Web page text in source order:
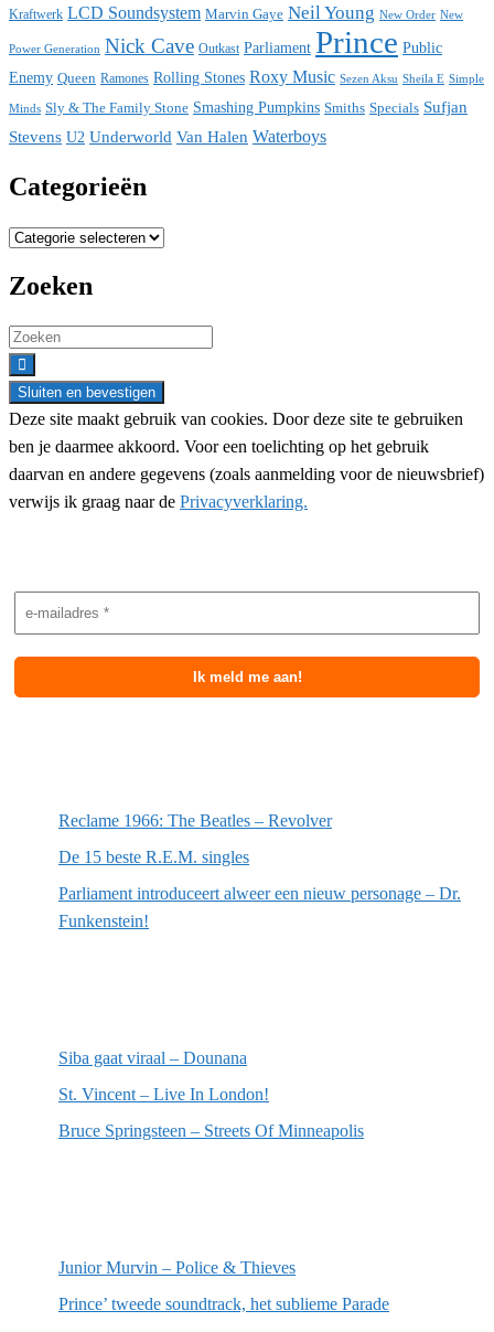
Kraftwerk LCD Soundsystem Marvin Gaye Neil Young New Order New
Power Generation Nick Cave Outkast Parliament Prince Public
Enemy Queen Ramones Rolling Stones Roxy Music Sezen Aksu Sheila E Simple
Minds Sly & The Family Stone Smashing Pumpkins Smiths Specials Sufjan
Stevens U2 Underworld Van Halen Waterboys
Categorieën
Categorieën
Zoeken
Search
for:
Deze site maakt gebruik van cookies. Door deze site te gebruiken
ben je daarmee akkoord. Voor een toelichting op het gebruik
daarvan en andere gegevens (zoals aanmelding voor de nieuwsbrief)
verwijs ik graag naar de Privacyverklaring.
Reclame 1966: The Beatles – Revolver
De 15 beste R.E.M. singles
Parliament introduceert alweer een nieuw personage – Dr.
Funkenstein!
Siba gaat viraal – Dounana
St. Vincent – Live In London!
Bruce Springsteen – Streets Of Minneapolis
Junior Murvin – Police & Thieves
Prince’ tweede soundtrack, het sublieme Parade